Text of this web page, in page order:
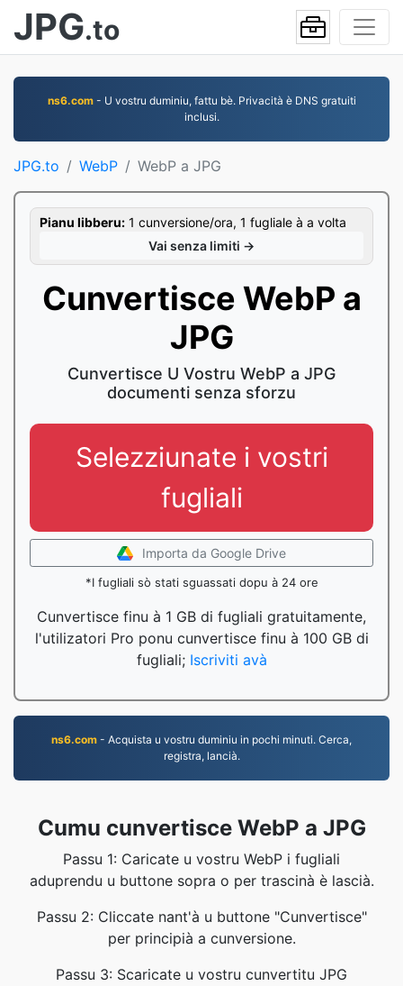
JPG.to
ns6.com- U vostru duminiu, fattu bè. Privacità è DNS gratuiti
inclusi.
JPG.to WebP WebP a JPG
Pianu libberu: 1 cunversione/ora, 1 fugliale à a volta
Vai senza limiti →
Cunvertisce WebP a
JPG
Cunvertisce U Vostru WebP a JPG
documenti senza sforzu
Selezziunate i vostri
fugliali
Importa da Google Drive
*I fugliali sò stati sguassati dopu à 24 ore
Cunvertisce finu à 1 GB di fugliali gratuitamente,
l'utilizatori Pro ponu cunvertisce finu à 100 GB di
fugliali; Iscriviti avà
ns6.com - Acquista u vostru duminiu in pochi minuti. Cerca,
registra, lancià.
Cumu cunvertisce WebP a JPG
Passu 1: Caricate u vostru WebP i fugliali
aduprendu u buttone sopra o per trascinà è lascià.
Passu 2: Cliccate nant'à u buttone "Cunvertisce"
per principià a cunversione.
Passu 3: Scaricate u vostru cunvertitu JPG